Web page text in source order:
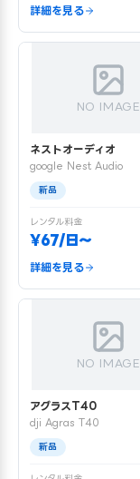
詳細を見る
NO IMAGE
ネストオーディオ
google Nest Audio
新品
レンタル料金
¥67/日〜
詳細を見る
NO IMAGE
アグラスT40
dji Agras T40
新品